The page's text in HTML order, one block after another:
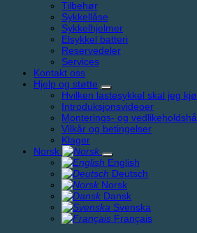
Tilbehør
Sykkellåse
Sykkelhjelmer
Elsykkel batteri
Reservedeler
Services
Kontakt oss
Hjelp og støtte
Hvilken lastesykkel skal jeg
Introduksjonsvideoer
Monterings- og
Vilkår og betingelser
Klager
Norsk
English
Deutsch
Norsk
Dansk
Svenska
Français